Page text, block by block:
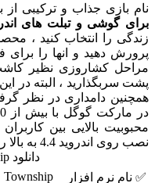
جذاب و ترکیبی از بازی
گوشی و تبلت های اندروید
را انتخاب کنید ،
دهید و انها را برای فروش
کشاروزی نظیر کاشت ،
، البته در این
بالایی بین کاربران
4.4 به بالا را داراست.
نرم افزار
Township
❤️